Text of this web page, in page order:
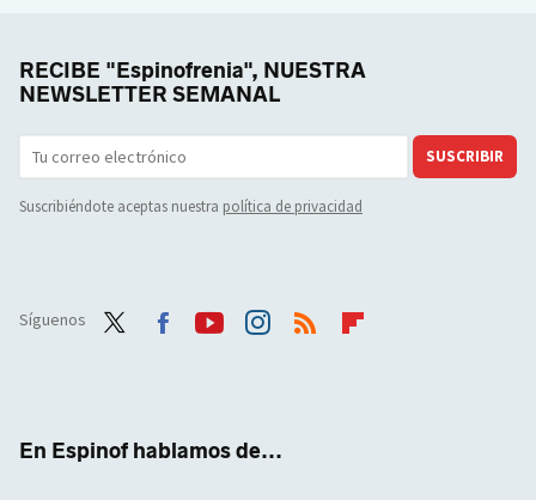
RECIBE "Espinofrenia", NUESTRA
NEWSLETTER SEMANAL
SUSCRIBIR
Suscribiéndote aceptas nuestra política de privacidad
Síguenos
En Espinof hablamos de...